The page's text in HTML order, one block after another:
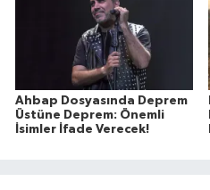
Ahbap Dosyasında Deprem
Üstüne Deprem: Önemli
İsimler İfade Verecek!